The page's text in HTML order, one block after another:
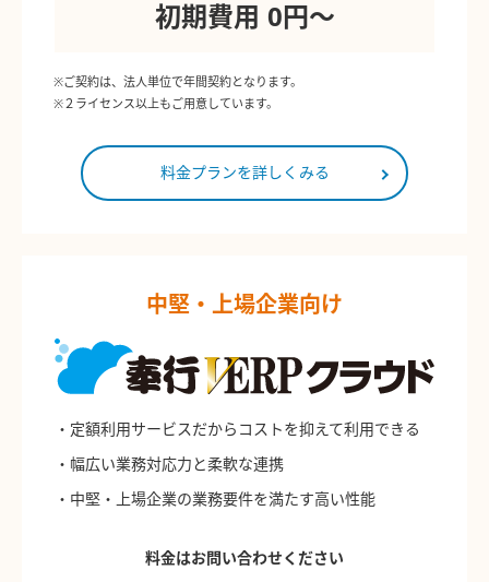
初期費用 0円〜
※ご契約は、法人単位で年間契約となります。
※２ライセンス以上もご用意しています。
料金プランを詳しくみる
中堅・上場企業向け
・定額利用サービスだからコストを抑えて利用できる
・幅広い業務対応力と柔軟な連携
・中堅・上場企業の業務要件を満たす高い性能
料金はお問い合わせください